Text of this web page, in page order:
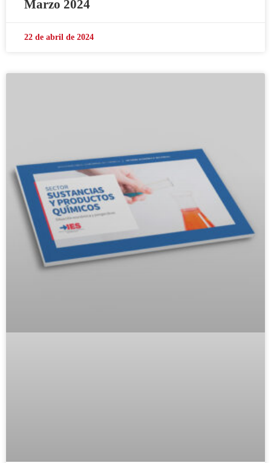
Marzo 2024
22 de abril de 2024